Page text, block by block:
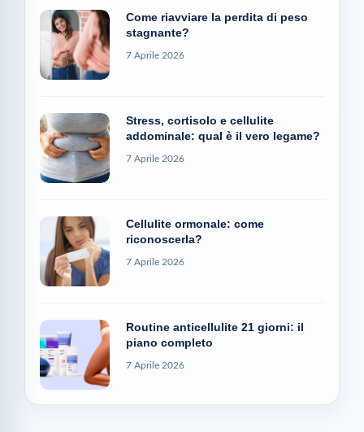
Come riavviare la perdita di peso
stagnante?
7 Aprile 2026
Stress, cortisolo e cellulite
addominale: qual è il vero legame?
7 Aprile 2026
Cellulite ormonale: come
riconoscerla?
7 Aprile 2026
Routine anticellulite 21 giorni: il
piano completo
7 Aprile 2026